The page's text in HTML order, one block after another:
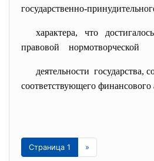
государственно-
характера, что
правовой нормотворческой
деятельности государства,
соответствующего финансового
Страница 1 »